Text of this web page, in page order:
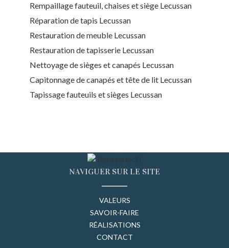
Rempaillage fauteuil, chaises et siège Lecussan
Réparation de tapis Lecussan
Restauration de meuble Lecussan
Restauration de tapisserie Lecussan
Nettoyage de sièges et canapés Lecussan
Capitonnage de canapés et tête de lit Lecussan
Tapissage fauteuils et sièges Lecussan
NAVIGUER SUR LE SITE
VALEURS
SAVOIR-FAIRE
RÉALISATIONS
CONTACT